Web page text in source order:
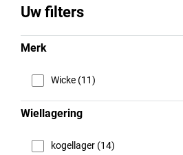
Uw filters
Merk
Wicke (11)
Wiellagering
kogellager (14)